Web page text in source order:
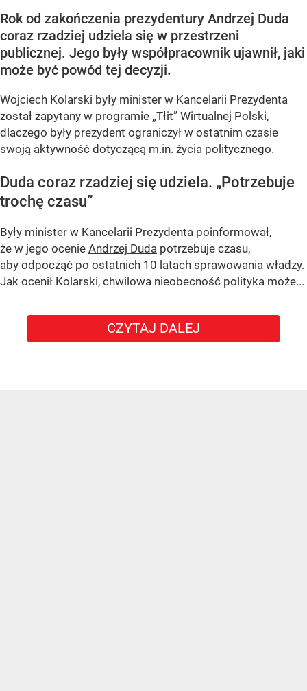
Rok od zakończenia prezydentury Andrzej Duda
coraz rzadziej udziela się w przestrzeni
publicznej. Jego były współpracownik ujawnił, jaki
może być powód tej decyzji.
Wojciech Kolarski były minister w Kancelarii Prezydenta
został zapytany w programie „Tłit” Wirtualnej Polski,
dlaczego były prezydent ograniczył w ostatnim czasie
swoją aktywność dotyczącą m.in. życia politycznego.
Duda coraz rzadziej się udziela. „Potrzebuje
trochę czasu”
Były minister w Kancelarii Prezydenta poinformował,
że w jego ocenie Andrzej Duda potrzebuje czasu,
aby odpocząć po ostatnich 10 latach sprawowania władzy.
Jak ocenił Kolarski, chwilowa nieobecność polityka może...
CZYTAJ DALEJ